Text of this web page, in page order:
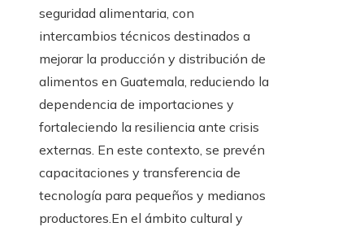
seguridad alimentaria, con
intercambios técnicos destinados a
mejorar la producción y distribución de
alimentos en Guatemala, reduciendo la
dependencia de importaciones y
fortaleciendo la resiliencia ante crisis
externas. En este contexto, se prevén
capacitaciones y transferencia de
tecnología para pequeños y medianos
productores.En el ámbito cultural y